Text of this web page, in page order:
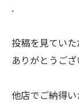
.
投稿を見ていた
ありがとうご
他店でご納得い